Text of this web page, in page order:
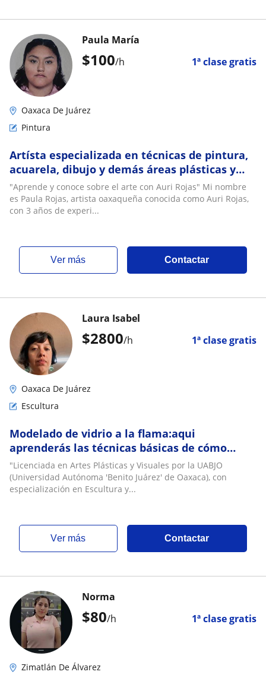
$100/h 1ª clase gratis
Paula María
Oaxaca De Juárez
Pintura
Artísta especializada en técnicas de pintura,
acuarela, dibujo y demás áreas plásticas y
visuales
"Aprende y conoce sobre el arte con Auri Rojas" Mi nombre
es Paula Rojas, artista oaxaqueña conocida como Auri Rojas,
con 3 años de experi...
ver más Contactar
$2800/h 1ª clase gratis
Laura Isabel
Oaxaca De Juárez
Escultura
Modelado de vidrio a la flama:aqui
aprenderás las técnicas básicas de cómo
trabajar con vidrio y calor
"Licenciada en Artes Plásticas y Visuales por la UABJO
(Universidad Autónoma 'Benito Juárez' de Oaxaca), con
especialización en Escultura y...
ver más Contactar
$80/h 1ª clase gratis
Norma
Zimatlán De Álvarez